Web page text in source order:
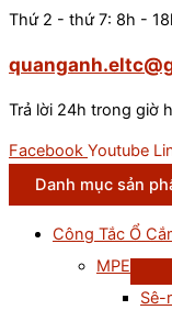
Thứ 2 - thứ 7: 8h -
Trả lời 24h trong giờ
Facebook Youtube
Danh mục sản
Công Tắc Ổ
MPE
Sê-